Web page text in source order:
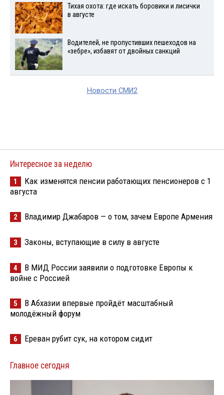
Тихая охота: где искать боровики и лисички
в августе
Водителей, не пропустивших пешеходов на
«зебре», избавят от двойных санкций
Новости СМИ2
Интересное за неделю
1
Как изменятся пенсии работающих пенсионеров с 1
августа
2 Владимир Джабаров — о том, зачем Европе Армения
3 Законы, вступающие в силу в августе
4
В МИД России заявили о подготовке Европы к
войне с Россией
5
В Абхазии впервые пройдёт масштабный
молодёжный форум
6 Ереван рубит сук, на котором сидит
Главное сегодня